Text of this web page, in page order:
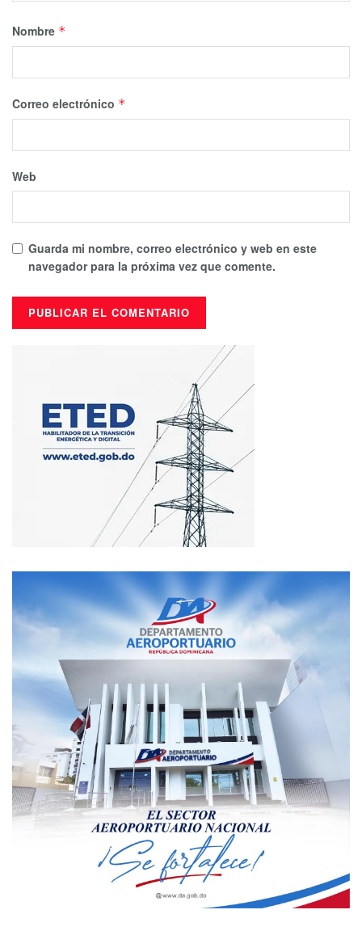
Nombre *
Correo electrónico *
Web
Guarda mi nombre, correo electrónico y web en este
navegador para la próxima vez que comente.